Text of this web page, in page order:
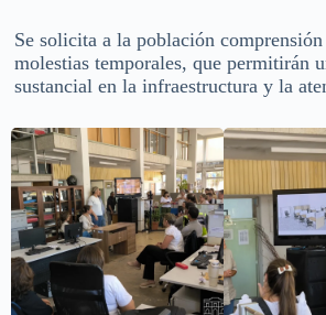
Se solicita a la población comprensión
molestias temporales, que permitirán
sustancial en la infraestructura y la